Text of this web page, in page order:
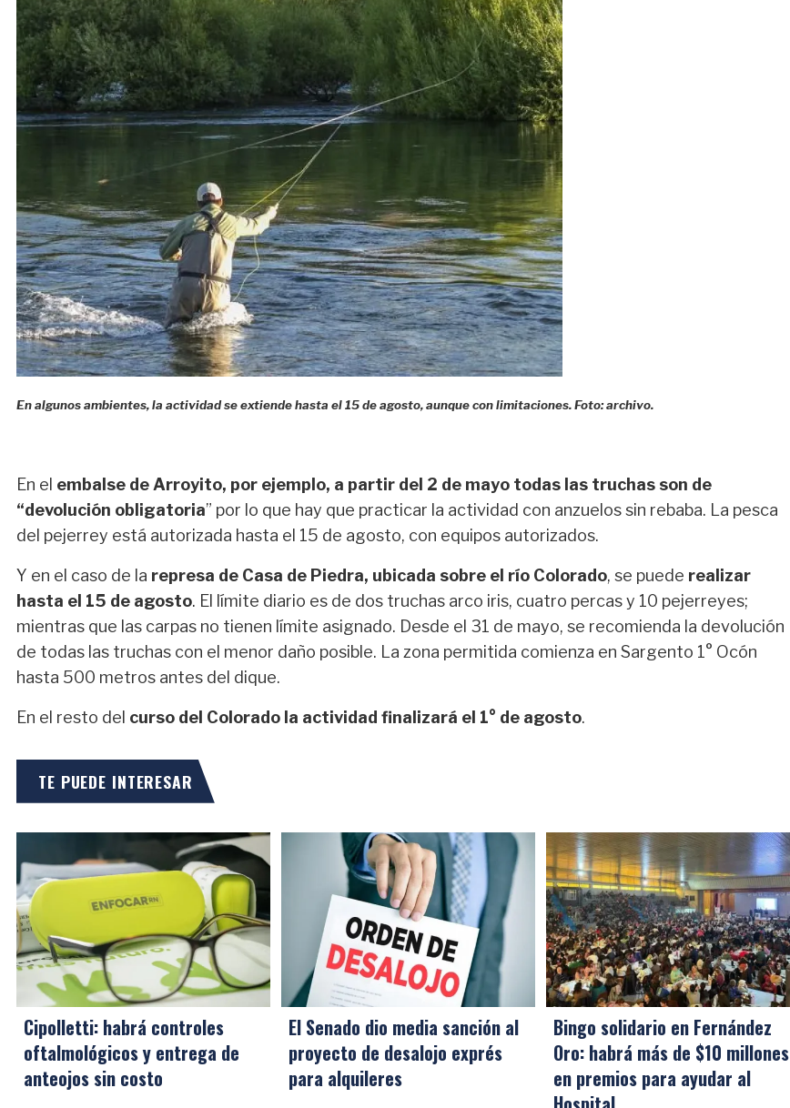
En algunos ambientes, la actividad se extiende hasta el 15 de agosto, aunque con limitaciones. Foto: archivo.
En el embalse de Arroyito, por ejemplo, a partir del 2 de mayo todas las truchas son de
“devolución obligatoria” por lo que hay que practicar la actividad con anzuelos sin rebaba. La pesca
del pejerrey está autorizada hasta el 15 de agosto, con equipos autorizados.
Y en el caso de la represa de Casa de Piedra, ubicada sobre el río Colorado, se puede realizar
hasta el 15 de agosto. El límite diario es de dos truchas arco iris, cuatro percas y 10 pejerreyes;
mientras que las carpas no tienen límite asignado. Desde el 31 de mayo, se recomienda la devolución
de todas las truchas con el menor daño posible. La zona permitida comienza en Sargento 1° Ocón
hasta 500 metros antes del dique.
En el resto del curso del Colorado la actividad finalizará el 1° de agosto.
TE PUEDE INTERESAR
Cipolletti: habrá controles
oftalmológicos y entrega de
anteojos sin costo
El Senado dio media sanción al
proyecto de desalojo exprés
para alquileres
Bingo solidario en Fernández
Oro: habrá más de $10 millones
en premios para ayudar al